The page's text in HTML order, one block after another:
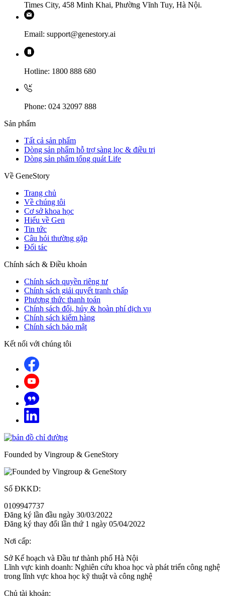
Times City, 458 Minh Khai, Phường Vĩnh Tuy, Hà Nội.
Email: support@genestory.ai
Hotline: 1800 888 680
Phone: 024 32097 888
Sản phẩm
Tất cả sản phẩm
Dòng sản phẩm hỗ trợ sàng lọc & điều trị
Dòng sản phẩm tổng quát Life
Về GeneStory
Trang chủ
Về chúng tôi
Cơ sở khoa học
Hiểu về Gen
Tin tức
Câu hỏi thường gặp
Đối tác
Chính sách & Điều khoản
Chính sách quyền riêng tư
Chính sách giải quyết tranh chấp
Phương thức thanh toán
Chính sách đổi, hủy & hoàn phí dịch vụ
Chính sách kiểm hàng
Chính sách bảo mật
Kết nối với chúng tôi
Founded by Vingroup & GeneStory
Số ĐKKD:
0109947737
Đăng ký lần đầu ngày 30/03/2022
Đăng ký thay đổi lần thứ 1 ngày 05/04/2022
Nơi cấp:
Sở Kế hoạch và Đầu tư thành phố Hà Nội
Lĩnh vực kinh doanh: Nghiên cứu khoa học và phát triển công nghệ
trong lĩnh vực khoa học kỹ thuật và công nghệ
Chủ tài khoản: